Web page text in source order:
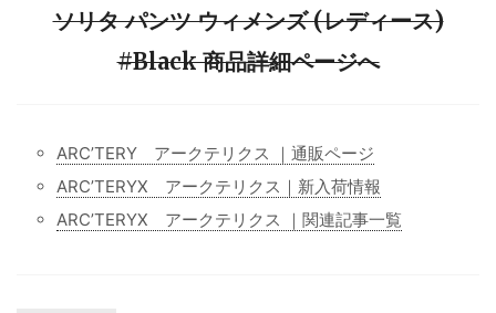
ソリタ パンツ ウィメンズ (レディース)
#Black 商品詳細ページへ
ARC’TERY アークテリクス ｜通販ページ
ARC’TERYX アークテリクス｜新入荷情報
ARC’TERYX アークテリクス ｜関連記事一覧